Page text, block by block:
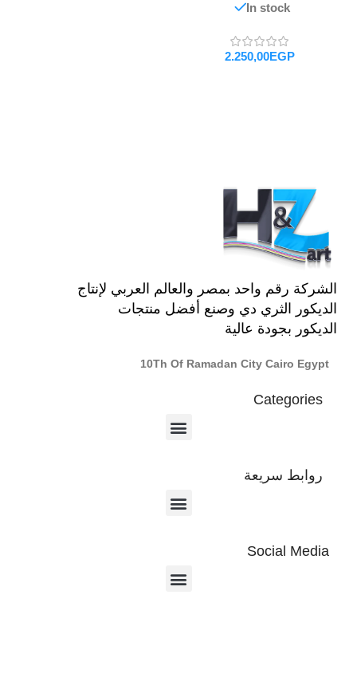
In stock
EGP
الشركة رقم واحد بمصر والعالم العربي لإنتاج
الديكور الثري دي وصنع أفضل منتجات
الديكور بجودة عالية
10Th Of Ramadan City Cairo Egypt
Categories
روابط سريعة
Social Media